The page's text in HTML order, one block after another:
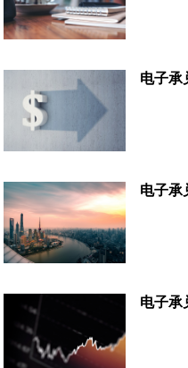
电子承
电子承
电子承